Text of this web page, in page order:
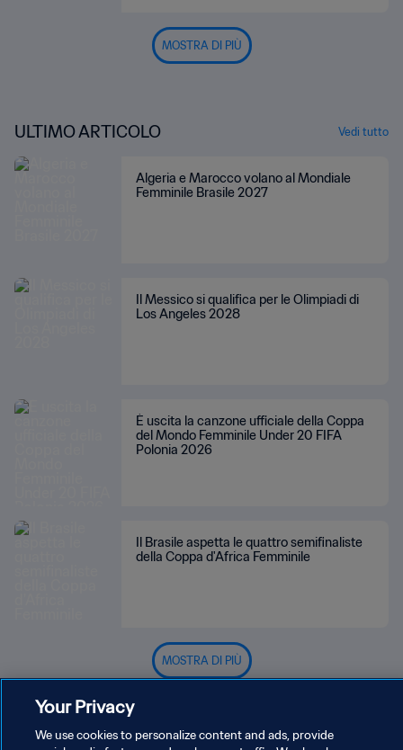
MOSTRA DI PIÙ
ULTIMO ARTICOLO Vedi tutto
Algeria e Marocco volano al Mondiale
Femminile Brasile 2027
Il Messico si qualifica per le Olimpiadi di
Los Angeles 2028
È uscita la canzone ufficiale della Coppa
del Mondo Femminile Under 20 FIFA
Polonia 2026
Il Brasile aspetta le quattro semifinaliste
della Coppa d'Africa Femminile
MOSTRA DI PIÙ
Your Privacy
We use cookies to personalize content and ads, provide